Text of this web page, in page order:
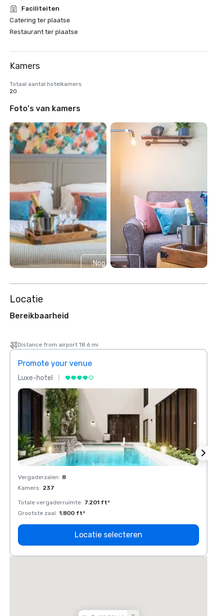
Faciliteiten
Catering ter plaatse
Restaurant ter plaatse
Kamers
Totaal aantal hotelkamers
20
Foto's van kamers
Nog 2
Locatie
Bereikbaarheid
Distance from airport 18.6 mi
Promote your venue
Luxe-hotel
Vergaderzalen: 8
Kamers: 237
Totale vergaderruimte: 7.201 ft²
Grootste zaal: 1.800 ft²
Locatie selecteren